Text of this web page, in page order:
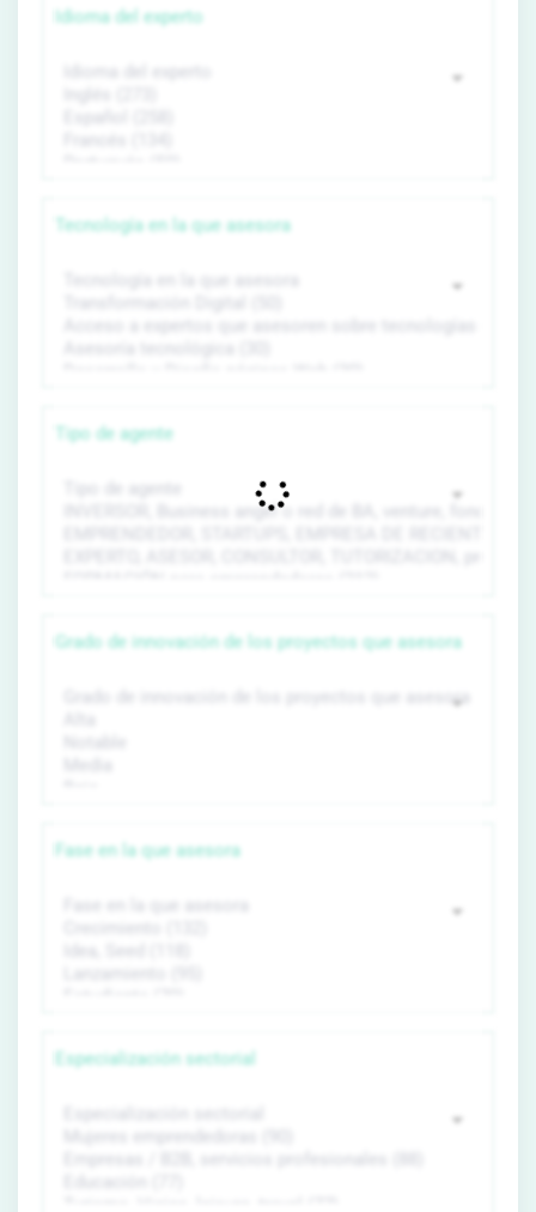
Idioma del experto
Tecnología en la que asesora
Tipo de agente
Grado de innovación de los proyectos que asesora
Fase en la que asesora
Especialización sectorial